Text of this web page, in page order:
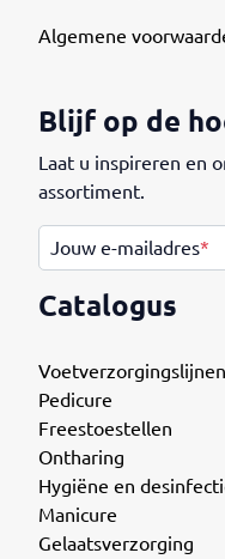
Catalogus
Voetverzorgingslijnen
Pedicure
Freestoestellen
Ontharing
Hygiëne en
Manicure
Gelaatsverzorging
Algemene
Blijf op de
Laat u inspireren en
assortiment.
Jouw e-mailadres*